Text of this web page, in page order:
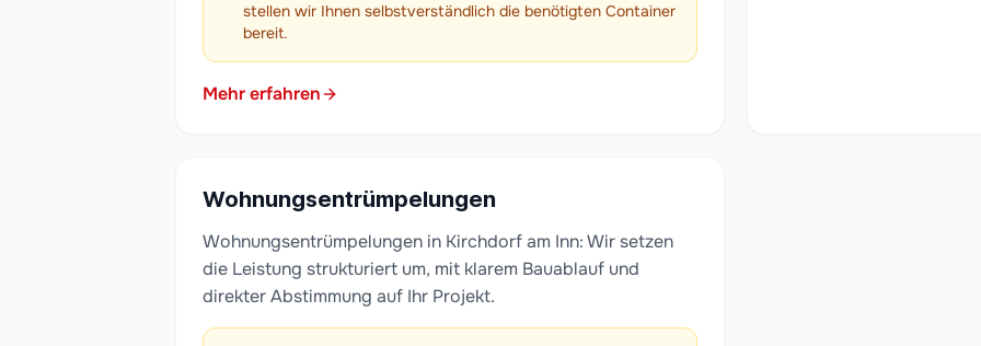
stellen wir Ihnen selbstverständlich die benötigten Container
bereit.
Mehr erfahren
Wohnungsentrümpelungen
Wohnungsentrümpelungen in Kirchdorf am Inn: Wir setzen
die Leistung strukturiert um, mit klarem Bauablauf und
direkter Abstimmung auf Ihr Projekt.